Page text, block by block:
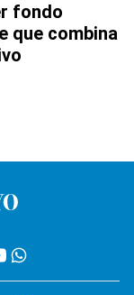
fondo
que combina